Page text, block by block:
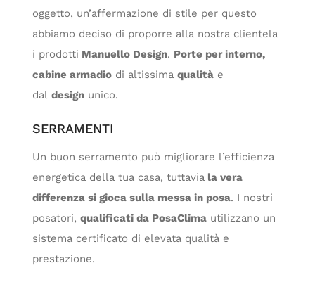
oggetto, un’affermazione di stile per questo
abbiamo deciso di proporre alla nostra clientela
i prodotti Manuello Design. Porte per interno,
cabine armadio di altissima qualità e
dal design unico.
SERRAMENTI
Un buon serramento può migliorare l’efficienza
energetica della tua casa, tuttavia la vera
differenza si gioca sulla messa in posa. I nostri
posatori, qualificati da PosaClima utilizzano un
sistema certificato di elevata qualità e
prestazione.